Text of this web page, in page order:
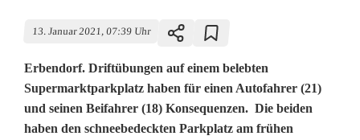
13. Januar 2021, 07:39 Uhr
Erbendorf. Driftübungen auf einem belebten
Supermarktparkplatz haben für einen Autofahrer (21)
und seinen Beifahrer (18) Konsequenzen. Die beiden
haben den schneebedeckten Parkplatz am frühen